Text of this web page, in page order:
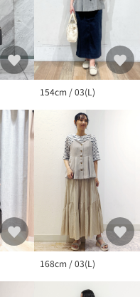
います。
154cm / 03(L)
168cm / 03(L)